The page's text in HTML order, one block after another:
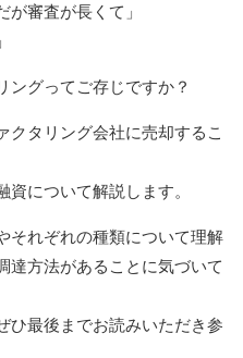
が審査が長くて」
ングってご存じですか？
クタリング会社に売却するこ
について解説します。
それぞれの種類について理解
達方法があることに気づいて
ひ最後までお読みいただき参